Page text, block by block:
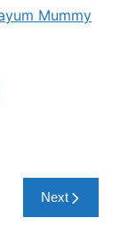
Mummy
Next